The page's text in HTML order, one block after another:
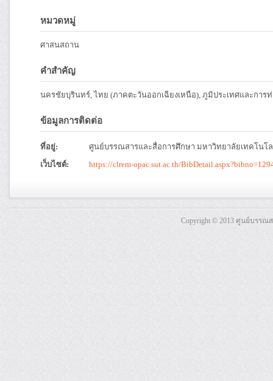
หมวดหมู่
ศาสนสถาน
คำสำคัญ
นครชัยบุรินทร์, ไทย (ภาคตะวันออกเฉียงเหนือ), ภูมิประเทศและการท่
ข้อมูลการติดต่อ
ที่อยู่:
ศูนย์บรรณสารและสื่อการศึกษา มหาวิทยาลัยเทคโนโ
เว็บไซต์:
https://clrem-opac.sut.ac.th/
Copyright © 2013 ศูนย์บรร